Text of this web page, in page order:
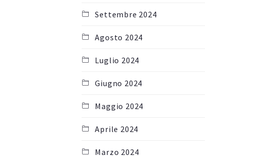
Settembre 2024
Agosto 2024
Luglio 2024
Giugno 2024
Maggio 2024
Aprile 2024
Marzo 2024